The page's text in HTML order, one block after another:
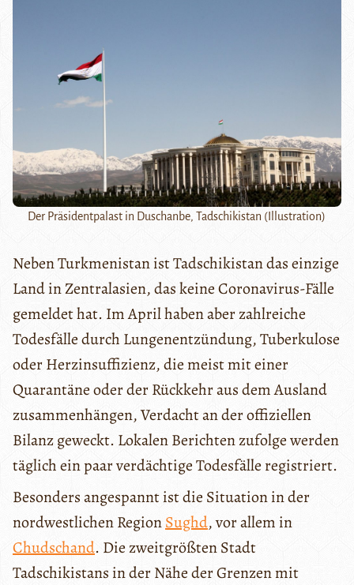
Der Präsidentpalast in Duschanbe, Tadschikistan (Illustration)
Neben Turkmenistan ist Tadschikistan das einzige
Land in Zentralasien, das keine Coronavirus-Fälle
gemeldet hat. Im April haben aber zahlreiche
Todesfälle durch Lungenentzündung, Tuberkulose
oder Herzinsuffizienz, die meist mit einer
Quarantäne oder der Rückkehr aus dem Ausland
zusammenhängen, Verdacht an der offiziellen
Bilanz geweckt. Lokalen Berichten zufolge werden
täglich ein paar verdächtige Todesfälle registriert.
Besonders angespannt ist die Situation in der
nordwestlichen RegionSughd, vor allem in
Chudschand. Die zweitgrößten Stadt
Tadschikistans in der Nähe der Grenzen mit